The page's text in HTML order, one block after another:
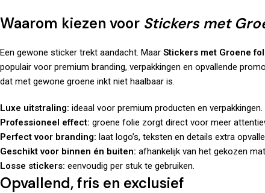
Waarom kiezen voor Stickers met
Een gewone sticker trekt aandacht. Maar Stickers met Groene
populair voor premium branding, verpakkingen en opvallende
dat met gewone groene inkt niet haalbaar is.
Luxe uitstraling: ideaal voor premium producten en verpakkingen.
Professioneel effect: groene folie zorgt direct voor meer
Perfect voor branding: laat logo’s, teksten en details extra
Geschikt voor binnen én buiten: afhankelijk van het gekozen
Losse stickers: eenvoudig per stuk te gebruiken.
Opvallend, fris en exclusief